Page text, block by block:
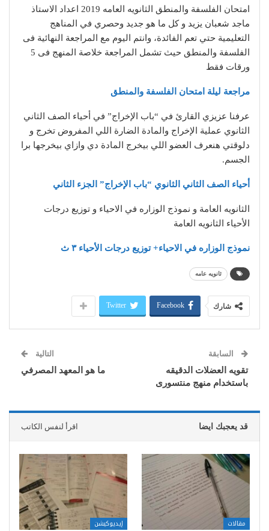
امتحان الفلسفة والمنطق الثانويه العامه 2019 اعداد الاستاذ
ماجد شعبان يزيد و كل ما هو جديد وحصري في المناهج
التعليمية حتي تعم الفائدة، وانتم اليوم مع المراجعة النهائية فى
الفلسفة والمنطق حيث تشمل المراجعة خلاصة المنهج فى 5
ورقات فقط
مراجعة ليلة امتحان الفلسفة والمنطق
عرفنا عزيزي القارئ في “باب الإخراج” في أحياء الصف الثاني
الثانوي عملية الإخراج والمادة الضارة اللي المفروض تخرج و
دلوقتي هنعرف العضو اللي بيخرج المادة دي وازاي بيخرجها برا
الجسم.
أحياء الصف الثاني الثانوي “باب الإخراج” الجزء الثاني
الثانويه العامة و نموذج الوزاره في الاحياء و توزيع درجات
الأحياء الثانويه العامة
نموذج الوزاره في الاحياء+ توزيع درجات الأحياء ٣ ث
ثانويه عامه
شارك Facebook
Twitter
السابقة
تقويه العضلات الدقيقه
باستخدام منهج منتسورى
التالية
ما هو المعهد المصرفي
قد يعجبك ايضا اقرأ لنفس الكاتب
مقالات إيديوكيشن